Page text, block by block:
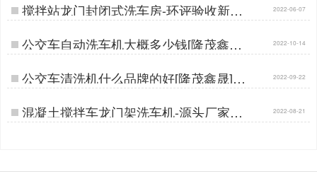
搅拌站龙门封闭式洗车房-环评验收新标
杆[隆茂鑫晟]…
2022-06-07
公交车自动洗车机大概多少钱[隆茂鑫晟]
…
2022-10-14
公交车清洗机什么品牌的好[隆茂鑫晟]… 2022-09-22
混凝土搅拌车龙门架洗车机-源头厂家全
覆盖清洗[隆茂鑫晟]…
2022-08-21